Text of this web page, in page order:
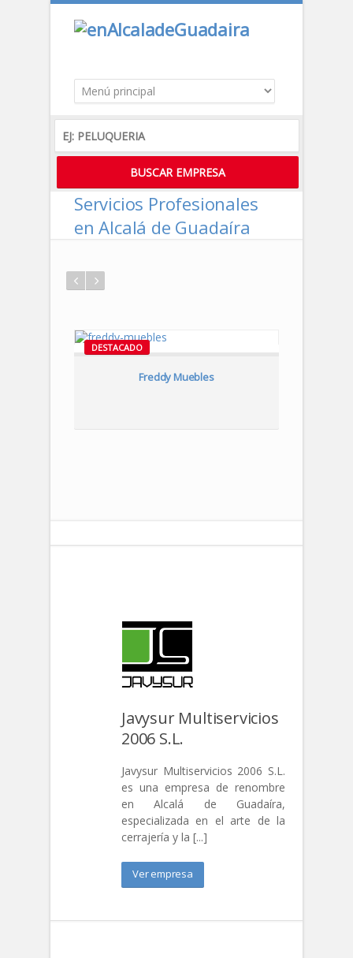
Servicios Profesionales
en Alcalá de Guadaíra
DESTACADO
Freddy Muebles
Javysur Multiservicios
2006 S.L.
Javysur Multiservicios 2006 S.L.
es una empresa de renombre
en Alcalá de Guadaíra,
especializada en el arte de la
cerrajería y la [...]
Ver empresa